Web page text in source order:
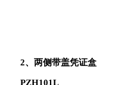
2、两侧带盖凭证盒
PZH101L